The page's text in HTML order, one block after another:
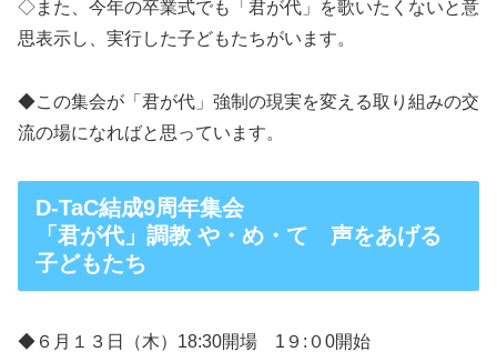
◇また、今年の卒業式でも「君が代」を歌いたくないと意
思表示し、実行した子どもたちがいます。
◆この集会が「君が代」強制の現実を変える取り組みの交
流の場になればと思っています。
D-TaC結成9周年集会
「君が代」調教 や・め・て 声をあげる
子どもたち
◆６月１３日（木）18:30開場 1９:０0開始